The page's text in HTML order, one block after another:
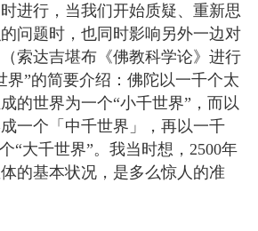
进行，当我们开始质疑、重新思
问题时，也同时影响另外一边对
索达吉堪布《佛教科学论》进行
界”的简要介绍：佛陀以一千个太
的世界为一个“小千世界”，而以
一个「中千世界」，再以一千
“大千世界”。我当时想，2500年
的基本状况，是多么惊人的准